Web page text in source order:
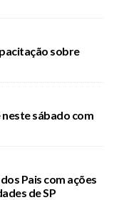
sobre
sábado com
Pais com ações
de SP